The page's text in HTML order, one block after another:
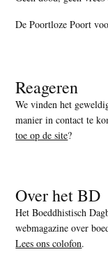
De Poortloze Poort
Reageren
We vinden het
manier in contact te
toe op de site?
Over het BD
Het Boeddhistisch
webmagazine over
Lees ons colofon.